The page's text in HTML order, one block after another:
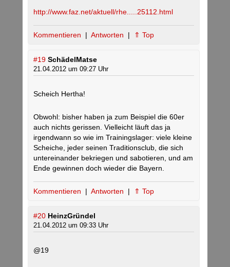
http://www.faz.net/aktuell/rhe.....25112.html
Kommentieren | Antworten | ⇑ Top
#19 SchädelMatse
21.04.2012 um 09:27 Uhr
Scheich Hertha!
Obwohl: bisher haben ja zum Beispiel die 60er
auch nichts gerissen. Vielleicht läuft das ja
irgendwann so wie im Trainingslager: viele kleine
Scheiche, jeder seinen Traditionsclub, die sich
untereinander bekriegen und sabotieren, und am
Ende gewinnen doch wieder die Bayern.
Kommentieren | Antworten | ⇑ Top
#20 HeinzGründel
21.04.2012 um 09:33 Uhr
@19